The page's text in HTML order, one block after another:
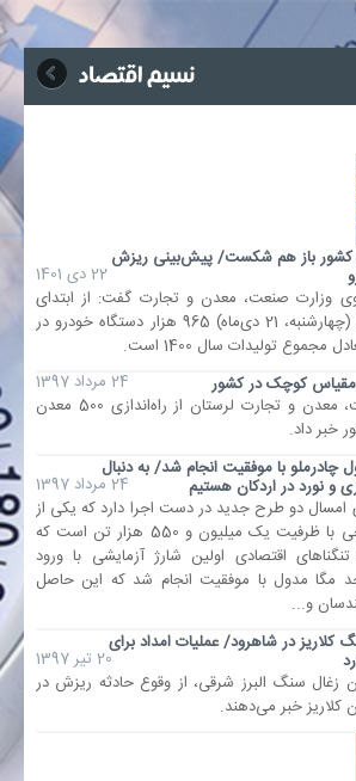
اجتماعی
و بورس
اقتصاد
کشور باز هم شکست/ پیش‌بینی ریزش
22 دی 1401
وزارت صنعت، معدن و تجارت گفت: از ابتدای
امسال تا پایان دیروز (چهارشنبه، 21 دی‌ماه) 965 هزار دستگاه خودرو در
تولیدات سال 1400 است.
24 مرداد 1397
معاون سازمان صنعت، معدن و تجارت لرستان از راه‌اندازی 500 معدن
خبر داد.
چادرملو با موفقیت انجام شد/ به دنبال
و نورد در اردکان هستیم
24 مرداد 1397
امسال دو طرح جدید در دست اجرا دارد که یکی از
آنها واحد آهن اسفنجی با ظرفیت یک میلیون و 550 هزار تن است که
اقتصادی اولین شارژ آزمایشی با ورود
مگا مدول با موفقیت انجام شد که این حاصل
و...
در شاهرود/ عملیات امداد برای
20 تیر 1397
زغال سنگ البرز شرقی، از وقوع حادثه ریزش در
کلاریز خبر می‌دهند.